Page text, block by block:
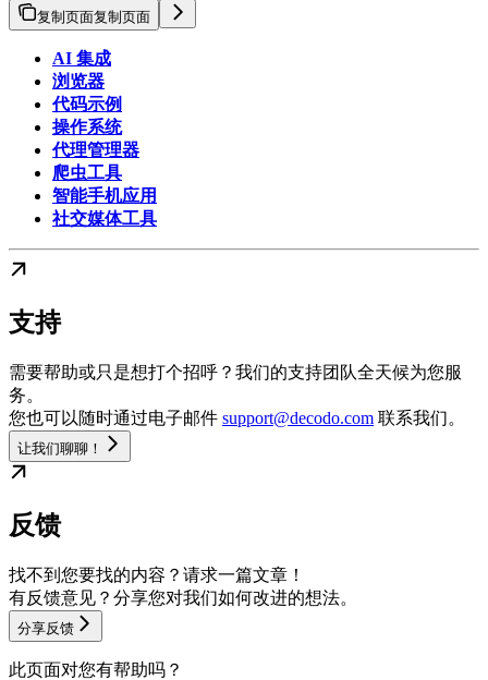
复制页面复制页面
AI 集成
浏览器
代码示例
操作系统
代理管理器
爬虫工具
智能手机应用
社交媒体工具
支持
需要帮助或只是想打个招呼？我们的支持团队全天候为您服
务。
您也可以随时通过电子邮件 support@decodo.com 联系我们。
让我们聊聊！
反馈
找不到您要找的内容？请求一篇文章！
有反馈意见？分享您对我们如何改进的想法。
分享反馈
此页面对您有帮助吗？